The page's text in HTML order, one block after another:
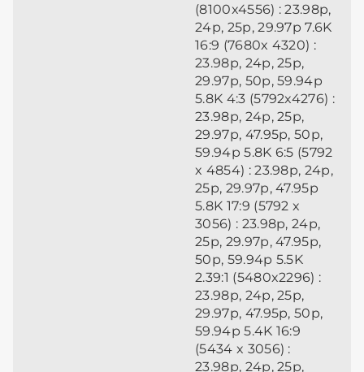
(8100x4556) : 23.98p,
24p, 25p, 29.97p 7.6K
16:9 (7680x 4320) :
23.98p, 24p, 25p,
29.97p, 50p, 59.94p
5.8K 4:3 (5792x4276) :
23.98p, 24p, 25p,
29.97p, 47.95p, 50p,
59.94p 5.8K 6:5 (5792
x 4854) : 23.98p, 24p,
25p, 29.97p, 47.95p
5.8K 17:9 (5792 x
3056) : 23.98p, 24p,
25p, 29.97p, 47.95p,
50p, 59.94p 5.5K
2.39:1 (5480x2296) :
23.98p, 24p, 25p,
29.97p, 47.95p, 50p,
59.94p 5.4K 16:9
(5434 x 3056) :
23.98p, 24p, 25p,